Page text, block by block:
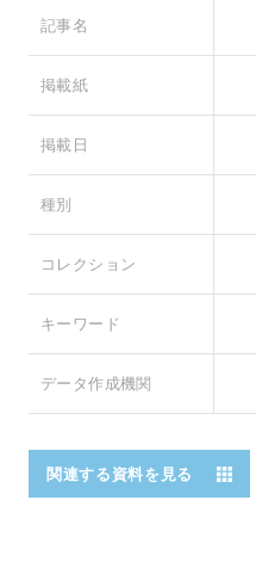
記事名
掲載紙
掲載日
種別
コレクション
キーワード
データ作成機関
関連する資料を見る